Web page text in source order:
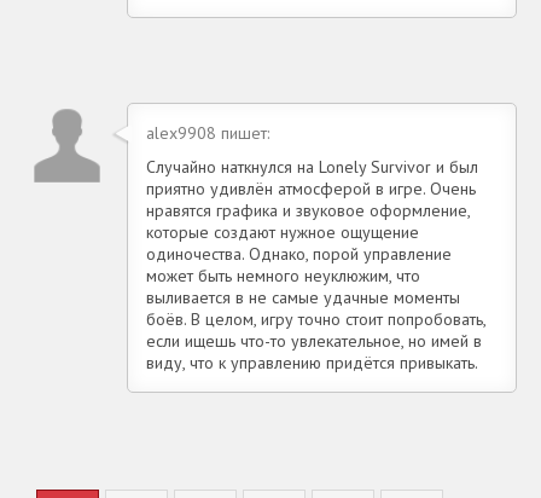
alex9908 пишет:
Случайно наткнулся на Lonely Survivor и был
приятно удивлён атмосферой в игре. Очень
нравятся графика и звуковое оформление,
которые создают нужное ощущение
одиночества. Однако, порой управление
может быть немного неуклюжим, что
выливается в не самые удачные моменты
боёв. В целом, игру точно стоит попробовать,
если ищешь что-то увлекательное, но имей в
виду, что к управлению придётся привыкать.